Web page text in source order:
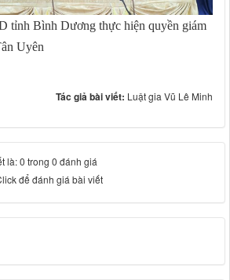
tỉnh Bình Dương thực hiện quyền giám
Uyên
Tác giả bài viết: Luật gia Vũ Lê Minh
là: 0 trong 0 đánh giá
để đánh giá bài viết